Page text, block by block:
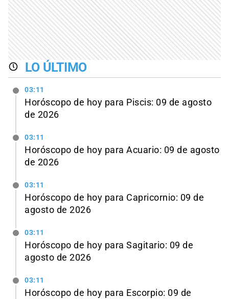
LO ÚLTIMO
03:11
Horóscopo de hoy para Piscis: 09 de agosto
de 2026
03:11
Horóscopo de hoy para Acuario: 09 de agosto
de 2026
03:11
Horóscopo de hoy para Capricornio: 09 de
agosto de 2026
03:11
Horóscopo de hoy para Sagitario: 09 de
agosto de 2026
03:11
Horóscopo de hoy para Escorpio: 09 de